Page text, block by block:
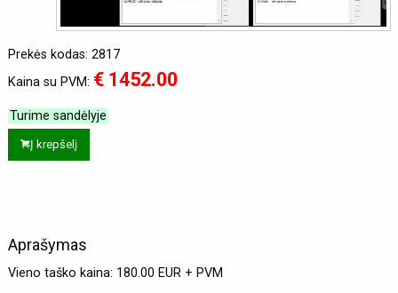
Prekės kodas: 2817
Kaina su PVM: € 1452.00
Turime sandėlyje
Į krepšelį
Aprašymas
Vieno taško kaina: 180.00 EUR + PVM